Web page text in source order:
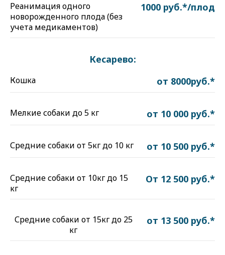
Реанимация одного
новорожденного плода (без
учета медикаментов)
1000 руб.*/плод
Кесарево:
Кошка от 8000руб.*
Мелкие собаки до 5 кг от 10 000 руб.*
Средние собаки от 5кг до 10 кг от 10 500 руб.*
Средние собаки от 10кг до 15
кг
От 12 500 руб.*
Средние собаки от 15кг до 25
кг
от 13 500 руб.*